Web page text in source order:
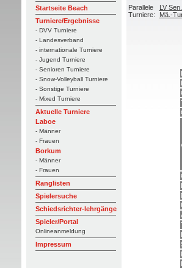
Startseite Beach
Turniere/Ergebnisse
- DVV Turniere
- Landesverband
- internationale Turniere
- Jugend Turniere
- Senioren Turniere
- Snow-Volleyball Turniere
- Sonstige Turniere
- Mixed Turniere
Aktuelle Turniere
Laboe
- Männer
- Frauen
Borkum
- Männer
- Frauen
Ranglisten
Spielersuche
Schiedsrichter-lehrgänge
Spieler/Portal
Onlineanmeldung
Impressum
Parallele
Turniere:
LV
Mä.-